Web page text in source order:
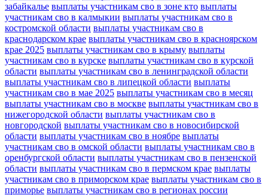
забайкалье выплаты участникам сво в зоне кто выплаты
участникам сво в калмыкии выплаты участникам сво в
костромской области выплаты участникам сво в
краснодарском крае выплаты участникам сво в красноярском
крае 2025 выплаты участникам сво в крыму выплаты
участникам сво в курске выплаты участникам сво в курской
области выплаты участникам сво в ленинградской области
выплаты участникам сво в липецкой области выплаты
участникам сво в мае 2025 выплаты участникам сво в месяц
выплаты участникам сво в москве выплаты участникам сво в
нижегородской области выплаты участникам сво в
новгородской выплаты участникам сво в новосибирской
области выплаты участникам сво в ноябре выплаты
участникам сво в омской области выплаты участникам сво в
оренбургской области выплаты участникам сво в пензенской
области выплаты участникам сво в пермском крае выплаты
участникам сво в приморском крае выплаты участникам сво в
приморье выплаты участникам сво в регионах россии